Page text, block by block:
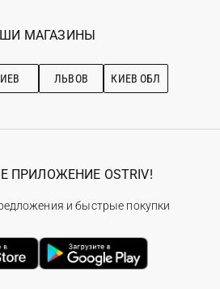
Ostriv Club+
магазини
по уходу
МАГАЗИНЫ
ЛЬВОВ КИЕВ ОБЛ
ПРИЛОЖЕНИЕ OSTRIV!
и быстрые покупки